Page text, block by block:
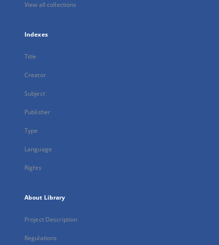
View all collections
Indexes
Title
Creator
Subject
Publisher
Type
Language
Rights
About Library
Project Description
Regulations